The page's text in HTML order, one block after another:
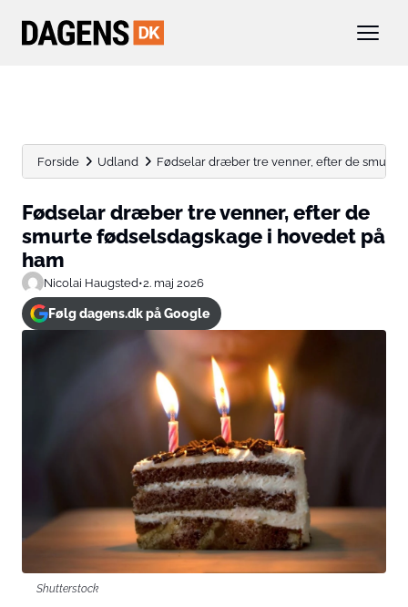
Forside Udland Fødselar dræber tre venner, efter de smurte
Fødselar dræber tre venner, efter de
smurte fødselsdagskage i hovedet på
ham
Nicolai Haugsted•2. maj 2026
Følg dagens.dk på Google
Shutterstock